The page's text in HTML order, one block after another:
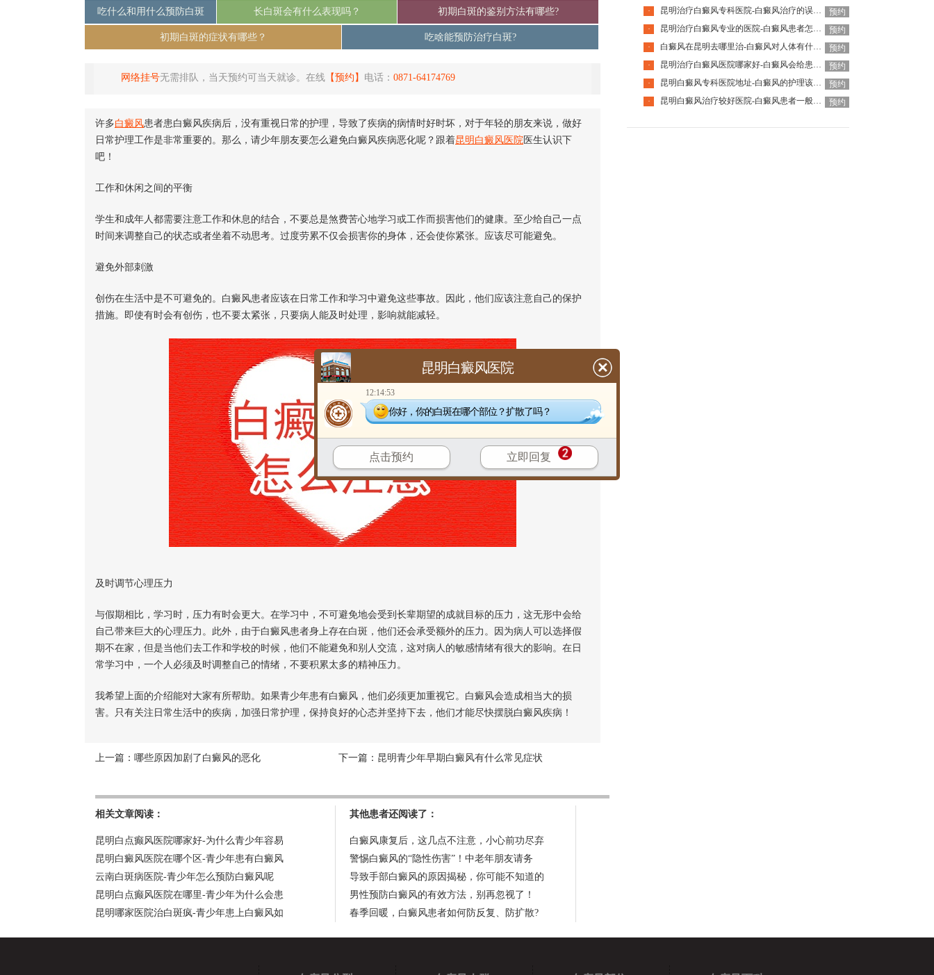
吃什么和用什么预防白斑 长白斑会有什么表现吗？ 初期白斑的鉴别方法有哪些?
初期白斑的症状有哪些？ 吃啥能预防治疗白斑?
网络挂号无需排队，当天预约可当天就诊。在线 【预约】 电话： 0871-64174769
许多白癜风患者患白癜风疾病后，没有重视日常的护理，导致了疾病的病情时好时坏，对于年轻的朋友来说，做好
日常护理工作是非常重要的。那么，请少年朋友要怎么避免白癜风疾病恶化呢？跟着昆明白癜风医院 医生认识下
吧！
工作和休闲之间的平衡
学生和成年人都需要注意工作和休息的结合，不要总是煞费苦心地学习或工作而损害他们的健康。至少给自己一点
时间来调整自己的状态或者坐着不动思考。过度劳累不仅会损害你的身体，还会使你紧张。应该尽可能避免。
避免外部刺激
创伤在生活中是不可避免的。白癜风患者应该在日常工作和学习中避免这些事故。因此，他们应该注意自己的保护
措施。即使有时会有创伤，也不要太紧张，只要病人能及时处理，影响就能减轻。
及时调节心理压力
与假期相比，学习时，压力有时会更大。在学习中，不可避免地会受到长辈期望的成就目标的压力，这无形中会给
自己带来巨大的心理压力。此外，由于白癜风患者身上存在白斑，他们还会承受额外的压力。因为病人可以选择假
期不在家，但是当他们去工作和学校的时候，他们不能避免和别人交流，这对病人的敏感情绪有很大的影响。在日
常学习中，一个人必须及时调整自己的情绪，不要积累太多的精神压力。
我希望上面的介绍能对大家有所帮助。如果青少年患有白癜风，他们必须更加重视它。白癜风会造成相当大的损
害。只有关注日常生活中的疾病，加强日常护理，保持良好的心态并坚持下去，他们才能尽快摆脱白癜风疾病！
上一篇： 哪些原因加剧了白癜风的恶化 下一篇： 昆明青少年早期白癜风有什么常见症状
相关文章阅读：
昆明白点癫风医院哪家好-为什么青少年容易
昆明白癜风医院在哪个区-青少年患有白癜风
云南白斑病医院-青少年怎么预防白癜风呢
昆明白点癫风医院在哪里-青少年为什么会患
昆明哪家医院治白斑疯-青少年患上白癜风如
其他患者还阅读了：
白癜风康复后，这几点不注意，小心前功尽弃
警惕白癜风的“隐性伤害”！中老年朋友请务
导致手部白癜风的原因揭秘，你可能不知道的
男性预防白癜风的有效方法，别再忽视了！
春季回暖，白癜风患者如何防反复、防扩散?
·
昆明治疗白癜风专科医院-白癜风治疗的误区有哪些
预约
·
昆明治疗白癜风专业的医院-白癜风患者怎么做可以释放压力呢
预约
·
白癜风在昆明去哪里治-白癜风对人体有什么伤害呢
预约
·
昆明治疗白癜风医院哪家好-白癜风会给患者带来什么危害呢
预约
·
昆明白癜风专科医院地址-白癜风的护理该怎么做好呢
预约
·
昆明白癜风治疗较好医院-白癜风患者一般会有哪些心理问题呢 预约
昆明白癜风医院
12:14:53
你好，你的白斑在哪个部位？扩散了吗？
点击预约 立即回复